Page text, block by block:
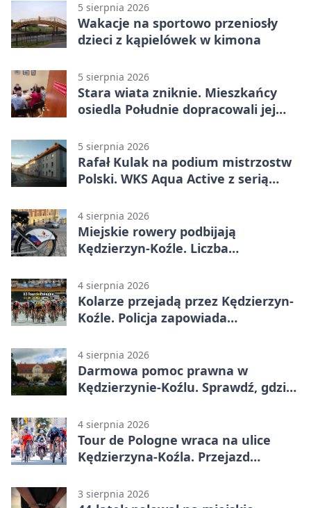
5 sierpnia 2026
Wakacje na sportowo przeniosły
dzieci z kąpielówek w kimona
5 sierpnia 2026
Stara wiata zniknie. Mieszkańcy
osiedla Południe dopracowali jej
5 sierpnia 2026
Rafał Kulak na podium mistrzostw
Polski. WKS Aqua Active z serią
4 sierpnia 2026
Miejskie rowery podbijają
Kędzierzyn-Koźle. Liczba
4 sierpnia 2026
Kolarze przejadą przez Kędzierzyn-
Koźle. Policja zapowiada
4 sierpnia 2026
Darmowa pomoc prawna w
Kędzierzynie-Koźlu. Sprawdź, gdzie
4 sierpnia 2026
Tour de Pologne wraca na ulice
Kędzierzyna-Koźla. Przejazd
3 sierpnia 2026